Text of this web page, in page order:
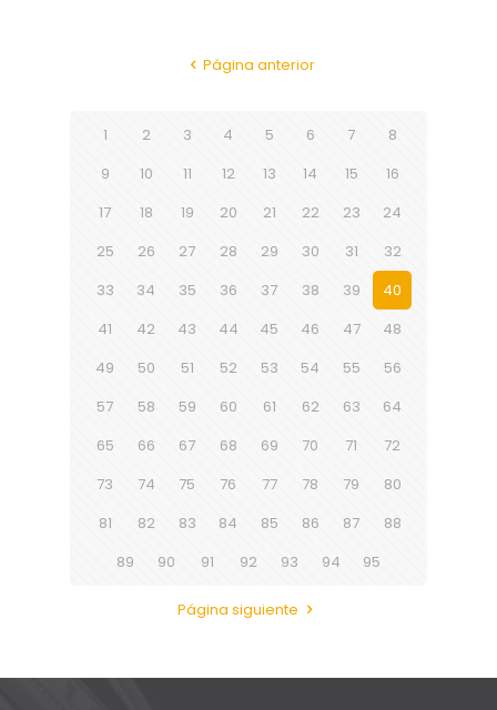
Página anterior
1 2 3 4 5 6 7
8
9
10 11 12 13 14 15
16
17
18 19 20 21 22 23
24
25
26 27 28 29 30 31
32
33
34 35 36 37 38 39
40
41
42 43 44 45 46 47
48
49
50 51 52 53 54 55
56
57
58 59 60 61 62 63
64
65
66 67 68 69 70 71
72
73
74 75 76 77 78 79
80
81
82 83 84 85 86 87
88
89
90 91 92 93 94 95
Página siguiente